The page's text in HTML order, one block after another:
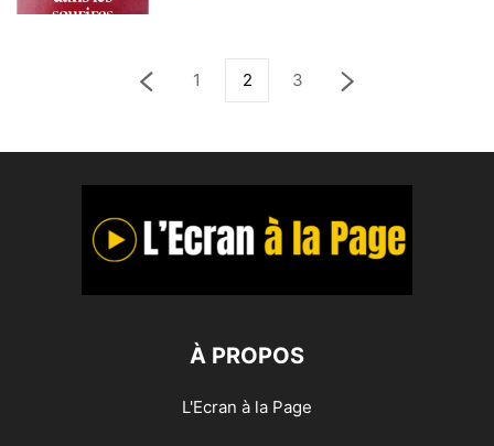
1 2 3
À PROPOS
L'Ecran à la Page